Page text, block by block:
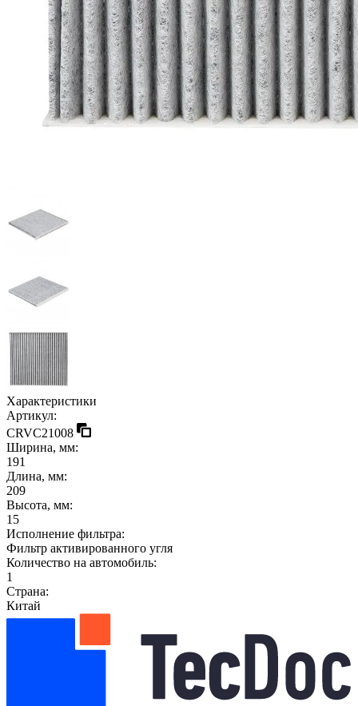
Характеристики
Артикул:
CRVC21008
Ширина, мм:
191
Длина, мм:
209
Высота, мм:
15
Исполнение фильтра:
Фильтр активированного угля
Количество на автомобиль:
1
Страна:
Китай